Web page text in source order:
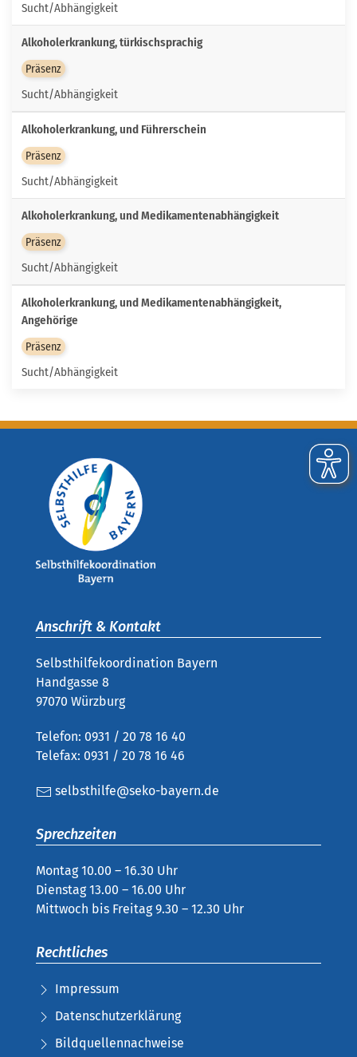
Sucht/Abhängigkeit
Alkoholerkrankung, türkischsprachig
Präsenz
Sucht/Abhängigkeit
Alkoholerkrankung, und Führerschein
Präsenz
Sucht/Abhängigkeit
Alkoholerkrankung, und Medikamentenabhängigkeit
Präsenz
Sucht/Abhängigkeit
Alkoholerkrankung, und Medikamentenabhängigkeit,
Angehörige
Präsenz
Sucht/Abhängigkeit
Anschrift & Kontakt
Selbsthilfekoordination Bayern
Handgasse 8
97070 Würzburg
Telefon: 0931 / 20 78 16 40
Telefax: 0931 / 20 78 16 46
selbsthilfe@seko-bayern.de
Sprechzeiten
Montag 10.00 – 16.30 Uhr
Dienstag 13.00 – 16.00 Uhr
Mittwoch bis Freitag 9.30 – 12.30 Uhr
Rechtliches
Impressum
Datenschutzerklärung
Bildquellennachweise